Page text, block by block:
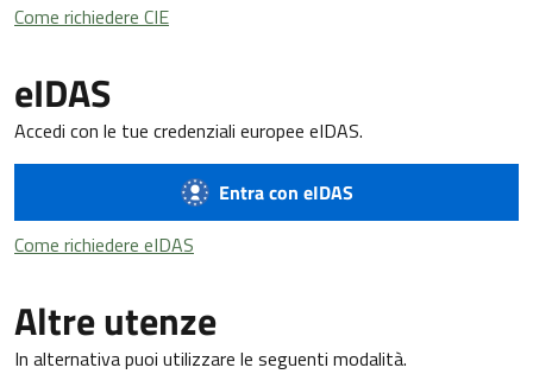
Come richiedere CIECome richiedere CIE
eIDAS
Accedi con le tue credenziali europee eIDAS.
Entra con eIDAS
Come richiedere eIDAS
Altre utenze
In alternativa puoi utilizzare le seguenti modalità.